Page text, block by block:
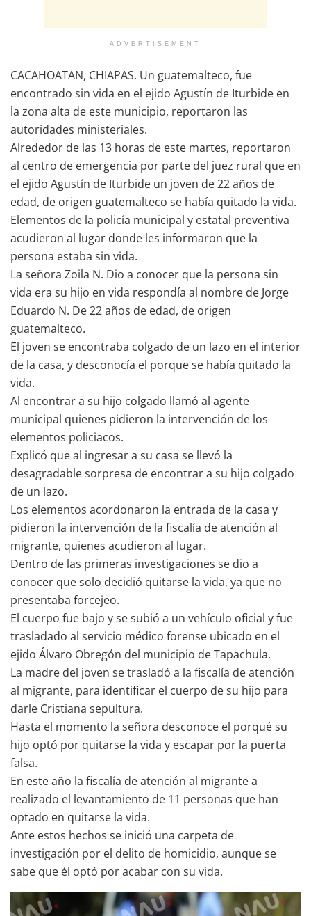
ADVERTISEMENT
CACAHOATAN, CHIAPAS. Un guatemalteco, fue
encontrado sin vida en el ejido Agustín de Iturbide en
la zona alta de este municipio, reportaron las
autoridades ministeriales.
Alrededor de las 13 horas de este martes, reportaron
al centro de emergencia por parte del juez rural que en
el ejido Agustín de Iturbide un joven de 22 años de
edad, de origen guatemalteco se había quitado la vida.
Elementos de la policía municipal y estatal preventiva
acudieron al lugar donde les informaron que la
persona estaba sin vida.
La señora Zoila N. Dio a conocer que la persona sin
vida era su hijo en vida respondía al nombre de Jorge
Eduardo N. De 22 años de edad, de origen
guatemalteco.
El joven se encontraba colgado de un lazo en el interior
de la casa, y desconocía el porque se había quitado la
vida.
Al encontrar a su hijo colgado llamó al agente
municipal quienes pidieron la intervención de los
elementos policiacos.
Explicó que al ingresar a su casa se llevó la
desagradable sorpresa de encontrar a su hijo colgado
de un lazo.
Los elementos acordonaron la entrada de la casa y
pidieron la intervención de la fiscalía de atención al
migrante, quienes acudieron al lugar.
Dentro de las primeras investigaciones se dio a
conocer que solo decidió quitarse la vida, ya que no
presentaba forcejeo.
El cuerpo fue bajo y se subió a un vehículo oficial y fue
trasladado al servicio médico forense ubicado en el
ejido Álvaro Obregón del municipio de Tapachula.
La madre del joven se trasladó a la fiscalía de atención
al migrante, para identificar el cuerpo de su hijo para
darle Cristiana sepultura.
Hasta el momento la señora desconoce el porqué su
hijo optó por quitarse la vida y escapar por la puerta
falsa.
En este año la fiscalía de atención al migrante a
realizado el levantamiento de 11 personas que han
optado en quitarse la vida.
Ante estos hechos se inició una carpeta de
investigación por el delito de homicidio, aunque se
sabe que él optó por acabar con su vida.